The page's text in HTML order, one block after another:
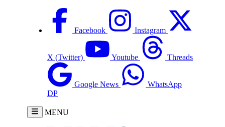
Facebook Instagram
X (Twitter) Youtube Threads
Google News
WhatsApp
DP
MENU